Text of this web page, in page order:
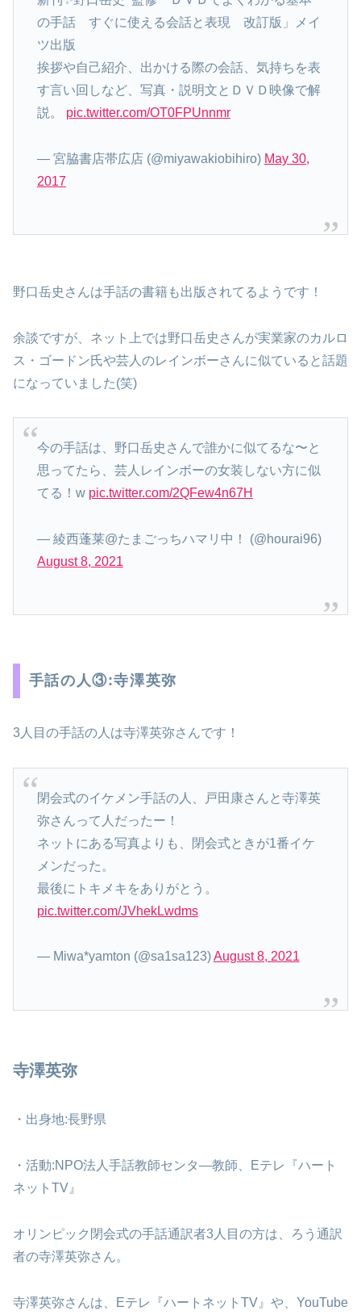
の手話 すぐに使える会話と表現 改訂版」メイ
ツ出版
挨拶や自己紹介、出かける際の会話、気持ちを表
す言い回しなど、写真・説明文とＤＶＤ映像で解
説。 pic.twitter.com/OT0FPUnnmr
— 宮脇書店帯広店 (@miyawakiobihiro) May 30,
2017
野口岳史さんは手話の書籍も出版されてるようです！
余談ですが、ネット上では野口岳史さんが実業家のカルロ
ス・ゴードン氏や芸人のレインボーさんに似ていると話題
になっていました(笑)
今の手話は、野口岳史さんで誰かに似てるな〜と
思ってたら、芸人レインボーの女装しない方に似
てる！w pic.twitter.com/2QFew4n67H
— 綾西蓬莱@たまごっちハマリ中！ (@hourai96)
August 8, 2021
手話の人③:寺澤英弥
3人目の手話の人は寺澤英弥さんです！
閉会式のイケメン手話の人、戸田康さんと寺澤英
弥さんって人だったー！
ネットにある写真よりも、閉会式ときが1番イケ
メンだった。
最後にトキメキをありがとう。
pic.twitter.com/JVhekLwdms
— Miwa*yamton (@sa1sa123)August 8, 2021
寺澤英弥
・出身地:長野県
・活動:NPO法人手話教師センタ―教師、Eテレ『ハート
ネットTV』
オリンピック閉会式の手話通訳者3人目の方は、ろう通訳
者の寺澤英弥さん。
寺澤英弥さんは、Eテレ『ハートネットTV』や、YouTube